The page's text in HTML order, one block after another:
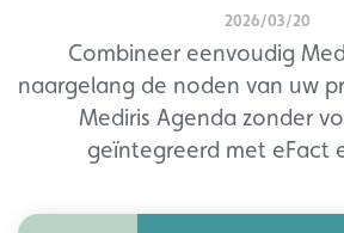
2026/03/20
Combineer eenvoudig
naargelang de noden van uw
Mediris Agenda zonder
geïntegreerd met eFact